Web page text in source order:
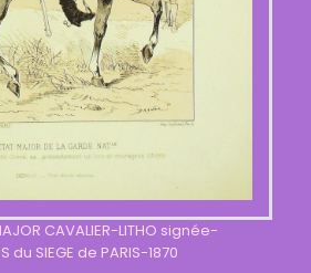
CAVALIER-LITHO signée-
du SIEGE de PARIS-1870